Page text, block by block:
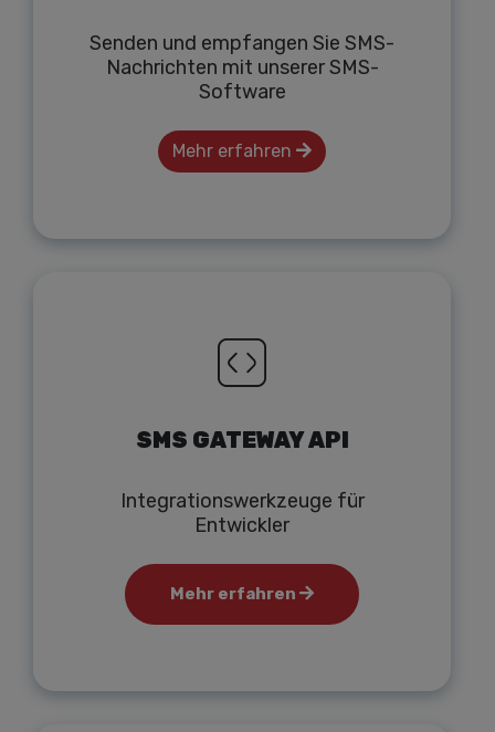
Senden und empfangen Sie SMS-
Nachrichten mit unserer SMS-
Software
Mehr erfahren
SMS GATEWAY API
Integrationswerkzeuge für
Entwickler
Mehr erfahren